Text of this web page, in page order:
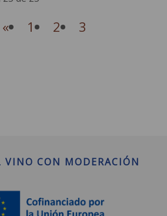
« 1 2 3
VINO CON MODERACIÓN